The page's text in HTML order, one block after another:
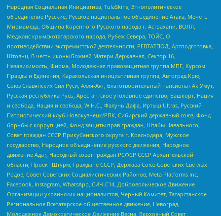
Народная Социальная Инициатива, TulaSkins, Этнополитическое
объединение Русские, Русское национальное объединение Атака, Мечеть
Мирмамеда, Община Коренного Русского народа г. Астрахани, ВОЛЯ,
Меджлис крымскотатарского народа, Рубеж Севера, ТОЙС, О
противодействии экстремистской деятельности, РЕВТАТПОД, Артподготовка,
Штольц, В честь иконы Божией Матери Державная, Сектор 16,
Независимость, Фирма, Молодежная правозащитная группа МПГ, Курсом
Правды и Единения, Каракольская инициативная группа, Автоград Крю,
Союз Славянских Сил Руси, Алля-Аят, Благотворительный пансионат Ак Умут,
Русская республика Русь, Арестантское уголовное единство, Башкорт, Нация
и свобода, Нация и свобода, W.H.С., Фалунь Дафа, Иртыш Ultras, Русский
Патриотический клуб-Новокузнецк/РПК, Сибирский державный союз, Фонд
борьбы с коррупцией, Фонд защиты прав граждан, Штабы Навального,
Совет граждан СССР Прикубанского округа г. Краснодара, Мужское
государство, Народное объединение русского движения, Народное
движение Адат, Народный совет граждан РСФСР СССР Архангельской
области, Проект Штурм, Граждане СССР, Держава Союз Советских Светлых
Родов, Совет Советских Социалистических Районов, Meta Platforms Inc,
Facebook, Instagram, WhatsApp, СИЧ-С14, Добровольческое Движение
Организации украинских националистов, Черный Комитет, Татарстанское
Региональное Всетатарское общественное движение, Невоград,
Молодежное Демократическое Движение Весна, Верховный Совет